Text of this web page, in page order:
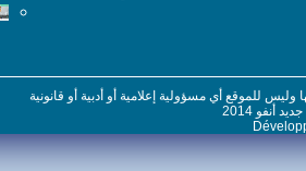
للموقع أي مسؤولية إعلامية أو أدبية أو قانونية
2014